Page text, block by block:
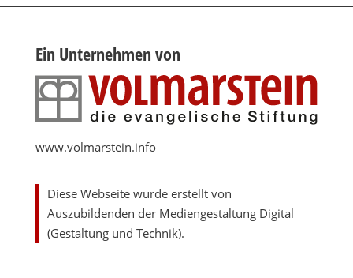
Ein Unternehmen von
www.volmarstein.info
Diese Webseite wurde erstellt von
Auszubildenden der Mediengestaltung Digital
(Gestaltung und Technik).